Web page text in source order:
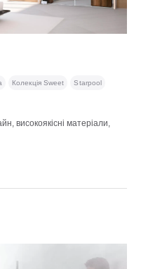
високоякісні матеріали,
Колекція Sweet Starpool